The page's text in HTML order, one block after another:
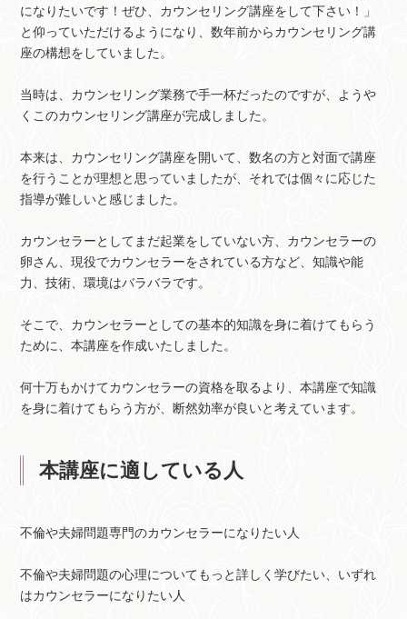
になりたいです！ぜひ、カウンセリング講座をして下さい！」
と仰っていただけるようになり、数年前からカウンセリング講
座の構想をしていました。
当時は、カウンセリング業務で手一杯だったのですが、ようや
くこのカウンセリング講座が完成しました。
本来は、カウンセリング講座を開いて、数名の方と対面で講座
を行うことが理想と思っていましたが、それでは個々に応じた
指導が難しいと感じました。
カウンセラーとしてまだ起業をしていない方、カウンセラーの
卵さん、現役でカウンセラーをされている方など、知識や能
力、技術、環境はバラバラです。
そこで、カウンセラーとしての基本的知識を身に着けてもらう
ために、本講座を作成いたしました。
何十万もかけてカウンセラーの資格を取るより、本講座で知識
を身に着けてもらう方が、断然効率が良いと考えています。
本講座に適している人
不倫や夫婦問題専門のカウンセラーになりたい人
不倫や夫婦問題の心理についてもっと詳しく学びたい、いずれ
はカウンセラーになりたい人